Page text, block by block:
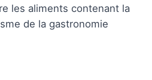
les aliments contenant la
de la gastronomie